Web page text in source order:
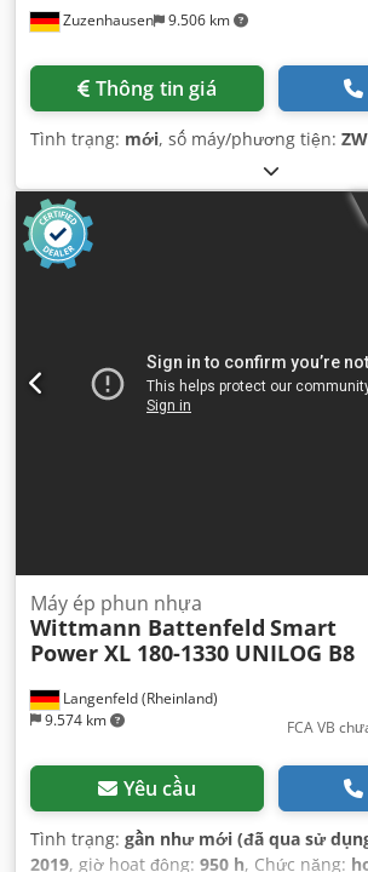
Zuzenhausen 9.506 km
Thông tin giá
Tình trạng: mới, số máy/phương tiện:
Langenfeld (Rheinland)
9.574 km
Máy ép phun nhựa
Wittmann Battenfeld Smart
Power XL 180-1330 UNILOG B8
FCA VB
Yêu cầu
Tình trạng: gần như mới (đã qua sử
2019, giờ hoạt động: 950 h, Chức năng: